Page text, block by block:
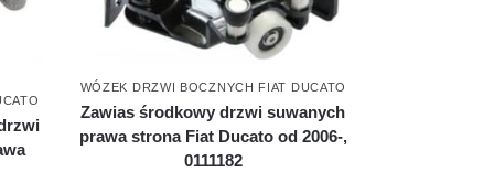
WÓZEK DRZWI BOCZNYCH FIAT DUCATO
Zawias środkowy drzwi suwanych
prawa strona Fiat Ducato od 2006-,
0111182